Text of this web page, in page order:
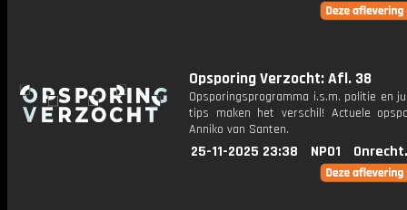
Opsporing Verzocht: Afl. 38
Opsporingsprogramma i.s.m. politie en
tips maken het verschil! Actuele
Anniko van Santen.
25-11-2025 23:38 NPO1